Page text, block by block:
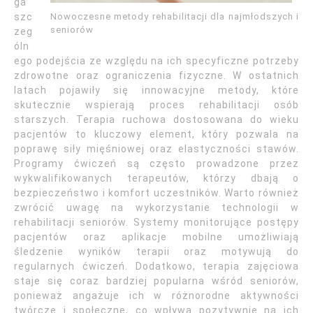
Nowoczesne metody rehabilitacji dla najmłodszych i
seniorów
szc
zeg
óln
ego podejścia ze względu na ich specyficzne potrzeby
zdrowotne oraz ograniczenia fizyczne. W ostatnich
latach pojawiły się innowacyjne metody, które
skutecznie wspierają proces rehabilitacji osób
starszych. Terapia ruchowa dostosowana do wieku
pacjentów to kluczowy element, który pozwala na
poprawę siły mięśniowej oraz elastyczności stawów.
Programy ćwiczeń są często prowadzone przez
wykwalifikowanych terapeutów, którzy dbają o
bezpieczeństwo i komfort uczestników. Warto również
zwrócić uwagę na wykorzystanie technologii w
rehabilitacji seniorów. Systemy monitorujące postępy
pacjentów oraz aplikacje mobilne umożliwiają
śledzenie wyników terapii oraz motywują do
regularnych ćwiczeń. Dodatkowo, terapia zajęciowa
staje się coraz bardziej popularna wśród seniorów,
ponieważ angażuje ich w różnorodne aktywności
twórcze i społeczne, co wpływa pozytywnie na ich